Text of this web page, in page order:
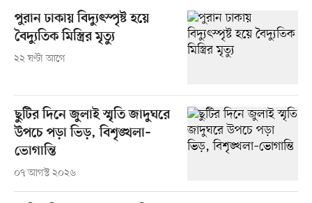
পুরান ঢাকায় বিদ্যুৎস্পৃষ্ট হয়ে
বৈদ্যুতিক মিস্ত্রির মৃত্যু
২২ ঘণ্টা আগে
ছুটির দিনে জুলাই স্মৃতি জাদুঘরে
উপচে পড়া ভিড়, বিশৃঙ্খলা–
ভোগান্তি
০৭ আগস্ট ২০২৬